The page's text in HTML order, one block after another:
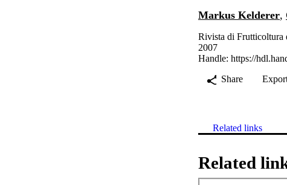
Markus Kelderer,
Rivista di
2007
Handle: https://
Share
Related links
Related